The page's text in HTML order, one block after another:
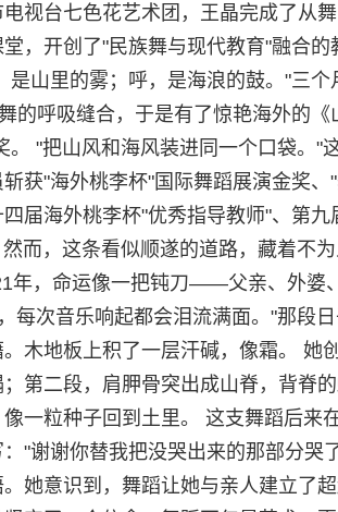
视台七色花艺术团，王晶完成了从
，开创了"民族舞与现代教育"融合
山里的雾；呼，是海浪的鼓。"三个
的呼吸缝合，于是有了惊艳海外的
。 "把山风和海风装进同一个口袋。"
获"海外桃李杯"国际舞蹈展演金奖
届海外桃李杯"优秀指导教师"、第
而，这条看似顺遂的道路，藏着不为
年，命运像一把钝刀——父亲、外婆
每次音乐响起都会泪流满面。"那段
木地板上积了一层汗碱，像霜。 她
第二段，肩胛骨突出成山脊，背脊
一粒种子回到土里。 这支舞蹈后来
"谢谢你替我把没哭出来的那部分哭
她意识到，舞蹈让她与亲人建立了